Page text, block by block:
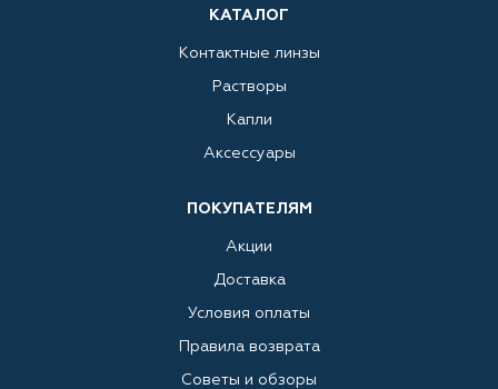
КАТАЛОГ
Контактные линзы
Растворы
Капли
Аксессуары
ПОКУПАТЕЛЯМ
Акции
Доставка
Условия оплаты
Правила возврата
Советы и обзоры